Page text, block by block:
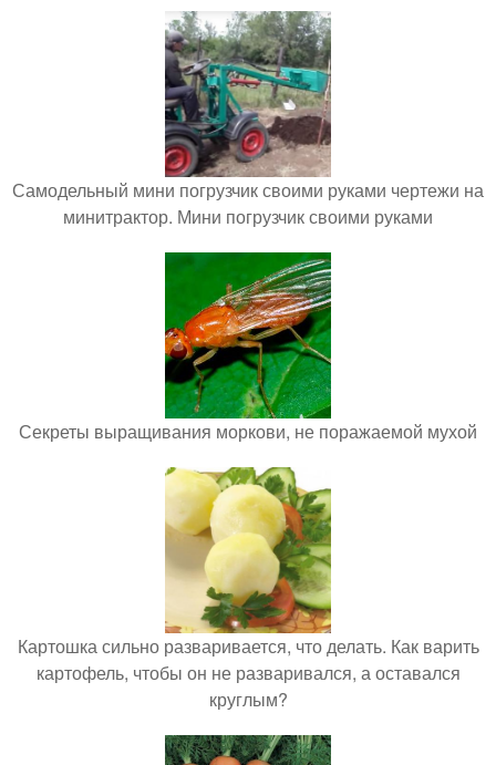
Самодельный мини погрузчик своими руками чертежи на
минитрактор. Мини погрузчик своими руками
Секреты выращивания моркови, не поражаемой мухой
Картошка сильно разваривается, что делать. Как варить
картофель, чтобы он не разваривался, а оставался
круглым?